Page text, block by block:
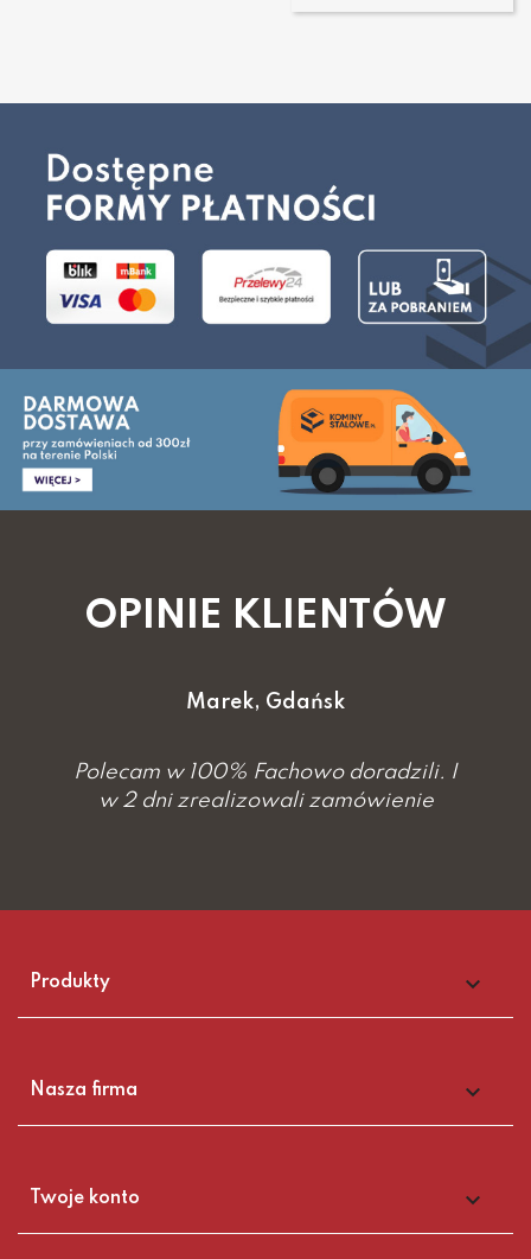
OPINIE KLIENTÓW
Marek, Gdańsk
Polecam w 100% Fachowo doradzili. I
w 2 dni zrealizowali zamówienie
Produkty 
Nasza firma 
Twoje konto 